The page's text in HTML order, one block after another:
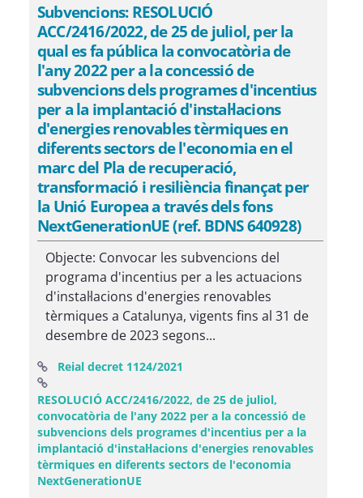
Subvencions: RESOLUCIÓ
ACC/2416/2022, de 25 de juliol, per la
qual es fa pública la convocatòria de
l'any 2022 per a la concessió de
subvencions dels programes d'incentius
per a la implantació d'instal·lacions
d'energies renovables tèrmiques en
diferents sectors de l'economia en el
marc del Pla de recuperació,
transformació i resiliència finançat per
la Unió Europea a través dels fons
NextGenerationUE (ref. BDNS 640928)
Objecte: Convocar les subvencions del
programa d'incentius per a les actuacions
d'instal·lacions d'energies renovables
tèrmiques a Catalunya, vigents fins al 31 de
desembre de 2023 segons...
Reial decret 1124/2021
RESOLUCIÓ ACC/2416/2022, de 25 de juliol,
convocatòria de l'any 2022 per a la concessió de
subvencions dels programes d'incentius per a la
implantació d'instal·lacions d'energies renovables
tèrmiques en diferents sectors de l'economia
NextGenerationUE